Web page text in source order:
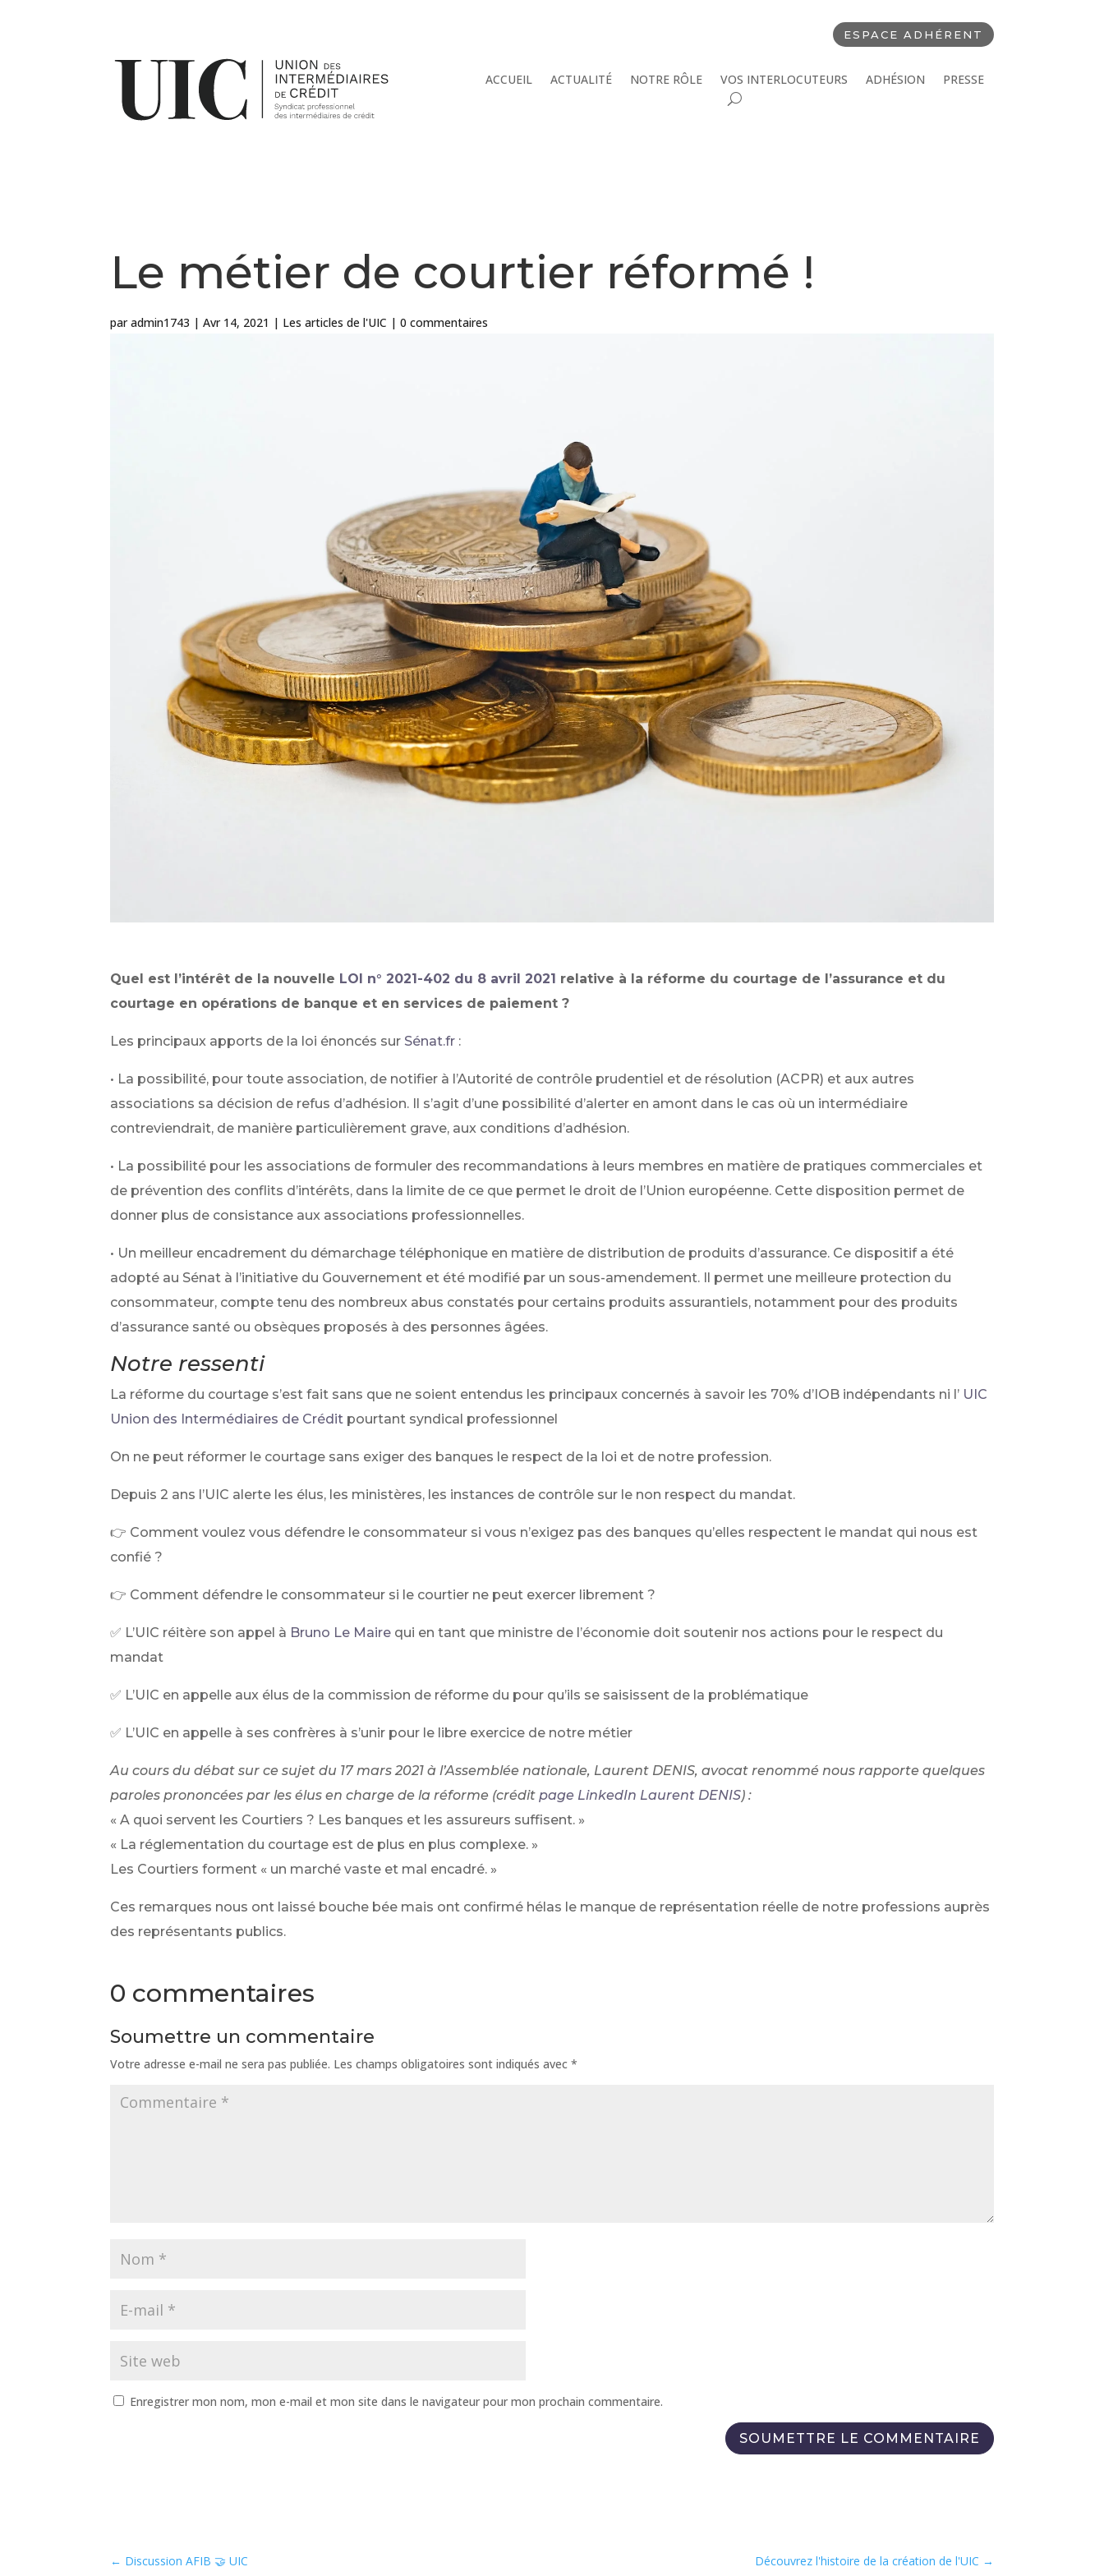
ESPACE ADHÉRENT
ACCUEIL ACTUALITÉ NOTRE RÔLE VOS INTERLOCUTEURS ADHÉSION PRESSE
Le métier de courtier réformé !
paradmin1743 |Avr 14, 2021 | Les articles de l'UIC |0 commentaires
Quel est l’intérêt de la nouvelle LOI n° 2021-402 du 8 avril 2021 relative à la réforme du courtage de l’assurance et du
courtage en opérations de banque et en services de paiement ?
Les principaux apports de la loi énoncés sur Sénat.fr :
• La possibilité, pour toute association, de notifier à l’Autorité de contrôle prudentiel et de résolution (ACPR) et aux autres
associations sa décision de refus d’adhésion. Il s’agit d’une possibilité d’alerter en amont dans le cas où un intermédiaire
contreviendrait, de manière particulièrement grave, aux conditions d’adhésion.
• La possibilité pour les associations de formuler des recommandations à leurs membres en matière de pratiques commerciales et
de prévention des conflits d’intérêts, dans la limite de ce que permet le droit de l’Union européenne. Cette disposition permet de
donner plus de consistance aux associations professionnelles.
• Un meilleur encadrement du démarchage téléphonique en matière de distribution de produits d’assurance. Ce dispositif a été
adopté au Sénat à l’initiative du Gouvernement et été modifié par un sous-amendement. Il permet une meilleure protection du
consommateur, compte tenu des nombreux abus constatés pour certains produits assurantiels, notamment pour des produits
d’assurance santé ou obsèques proposés à des personnes âgées.
Notre ressenti
La réforme du courtage s’est fait sans que ne soient entendus les principaux concernés à savoir les 70% d’IOB indépendants ni l’ UIC
Union des Intermédiaires de Crédit pourtant syndical professionnel
On ne peut réformer le courtage sans exiger des banques le respect de la loi et de notre profession.
Depuis 2 ans l’UIC alerte les élus, les ministères, les instances de contrôle sur le non respect du mandat.
👉 Comment voulez vous défendre le consommateur si vous n’exigez pas des banques qu’elles respectent le mandat qui nous est
confié ?
👉 Comment défendre le consommateur si le courtier ne peut exercer librement ?
✅ L’UIC réitère son appel à Bruno Le Maire qui en tant que ministre de l’économie doit soutenir nos actions pour le respect du
mandat
✅ L’UIC en appelle aux élus de la commission de réforme du pour qu’ils se saisissent de la problématique
✅ L’UIC en appelle à ses confrères à s’unir pour le libre exercice de notre métier
Au cours du débat sur ce sujet du 17 mars 2021 à l’Assemblée nationale, Laurent DENIS, avocat renommé nous rapporte quelques
paroles prononcées par les élus en charge de la réforme (crédit page LinkedIn Laurent DENIS) :
« A quoi servent les Courtiers ? Les banques et les assureurs suffisent. »
« La réglementation du courtage est de plus en plus complexe. »
Les Courtiers forment « un marché vaste et mal encadré. »
Ces remarques nous ont laissé bouche bée mais ont confirmé hélas le manque de représentation réelle de notre professions auprès
des représentants publics.
0 commentaires
Soumettre un commentaire
Votre adresse e-mail ne sera pas publiée. Les champs obligatoires sont indiqués avec*
Enregistrer mon nom, mon e-mail et mon site dans le navigateur pour mon prochain commentaire.
SOUMETTRE LE COMMENTAIRE
← Discussion AFIB 🤝 UIC Découvrez l'histoire de la création de l'UIC →